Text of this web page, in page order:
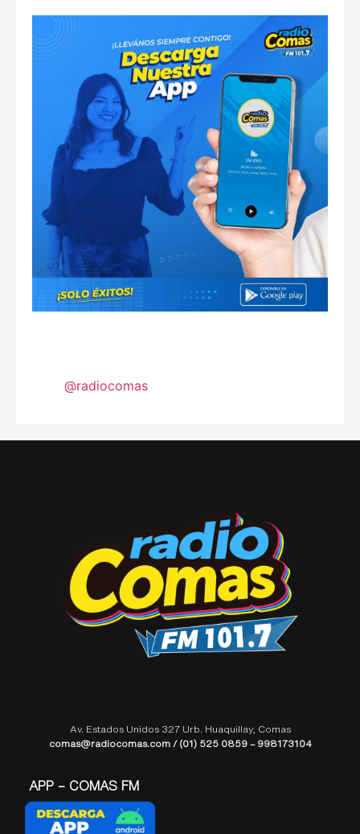
@radiocomas
Av. Estados Unidos 327 Urb. Huaquillay, Comas
comas@radiocomas.com / (01) 525 0859 – 998173104
APP – COMAS FM